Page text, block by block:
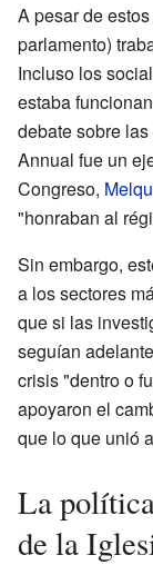
A pesar de
parlamento)
Incluso los
estaba
debate sobre
Annual fue un
Congreso,
"honraban al
Sin embargo,
a los sectores
que si las
seguían
crisis "dentro o
apoyaron el
que lo que unió
La
de la